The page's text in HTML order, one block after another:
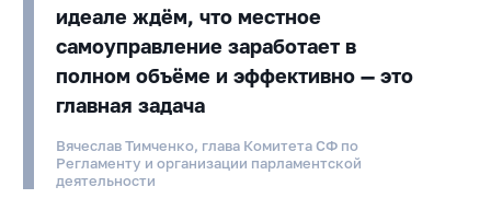
идеале ждём, что местное
самоуправление заработает в
полном объёме и эффективно — это
главная задача
Вячеслав Тимченко, глава Комитета СФ по
Регламенту и организации парламентской
деятельности